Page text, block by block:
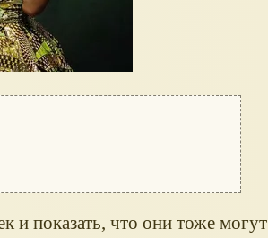
и показать, что они тоже могут